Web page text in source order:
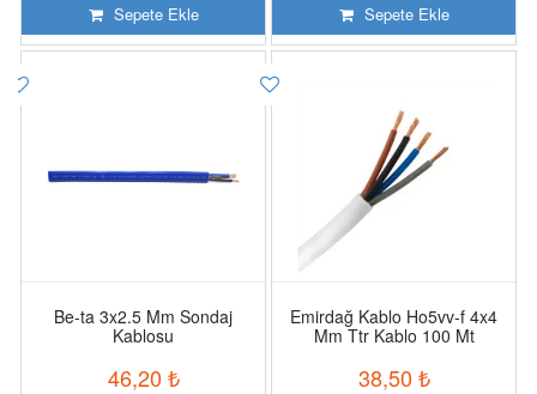
Sepete Ekle
Sepete Ekle
Be-ta 3x2.5 Mm Sondaj
Kablosu
46,20 ₺
Emirdağ Kablo Ho5vv-f 4x4
Mm Ttr Kablo 100 Mt
38,50 ₺